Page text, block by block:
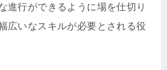
進行ができるように場を仕切り
広いなスキルが必要とされる役